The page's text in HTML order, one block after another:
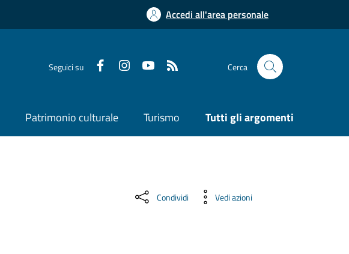
Accedi all'area personale
Seguici su Cerca
Patrimonio culturale Turismo Tutti gli argomenti
Condividi Vedi azioni